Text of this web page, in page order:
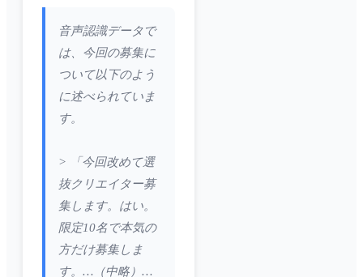
音声認識データで
は、今回の募集に
ついて以下のよう
に述べられていま
す。
> 「今回改めて選
抜クリエイター募
集します。はい。
限定10名で本気の
方だけ募集しま
す。…（中略）…